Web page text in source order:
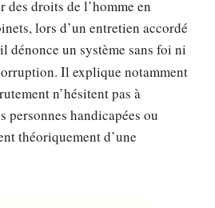
des droits de l’homme en
lors d’un entretien accordé
dénonce un système sans foi ni
Il explique notamment
n’hésitent pas à
personnes handicapées ou
théoriquement d’une